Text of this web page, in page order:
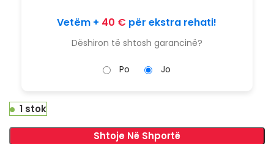
Vetëm + 40 € për ekstra rehati!
Dëshiron të shtosh garancinë?
Po Jo
1 stok
Shtoje Në Shportë